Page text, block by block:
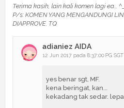
Terima kasih, lain kali komen lagi ea...
P/s: KOMEN YANG MENGANDUNGI
DIAPPROVE. TQ
adianiez AIDA
12 Jun 2017 pada 8:37:00 PG SGT
yes benar sgt, MF.
kena beringat, kan...
kekadang tak sedar.